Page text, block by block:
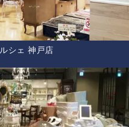
シェ 神戸店